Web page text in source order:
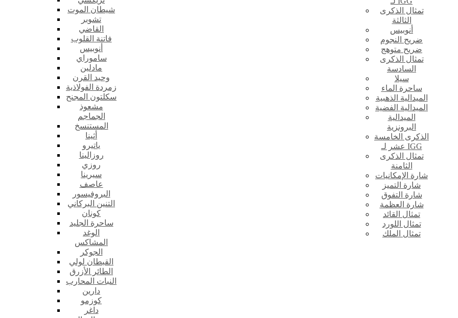
شيطان الموت
تشوبر
القاضي
فاتنة القلوب
أنوبيس
ساموراي
مادلين
وحيد القرن
زمردة الفولاذية
سكلتون المجنح
مشعوذ
الجماجم
المستنسخ
أثينا
ياتيرو
روزالينا
روزي
سيرينا
عاصف
البروفيسور
التنين البركاني
كونان
ساحرة الجليد
الوغد
المشاكس
الجوكر
القبطان لولي
الطائر الأزرق
النبات المحارب
دارين
كوزمو
داغر
تمثال الذكرى
الثالثة
أنوبيس
ضريح النجوم
ضريح متوهج
تمثال الذكرى
السادسة
سيلا
ساحرة الماء
الميدالية الذهبية
الميدالية الفضية
الميدالية
البرونزية
الذكرى الخامسة
عشر لـ IGG
تمثال الذكرى
الثامنة
شارة الإمكانيات
شارة التميز
شارة التفوق
شارة العظمة
تمثال القائد
تمثال اللورد
تمثال الملك